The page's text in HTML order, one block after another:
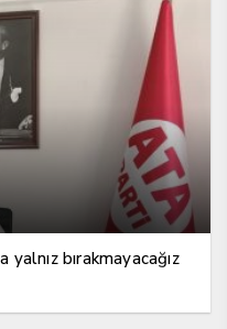
bırakmayacağız